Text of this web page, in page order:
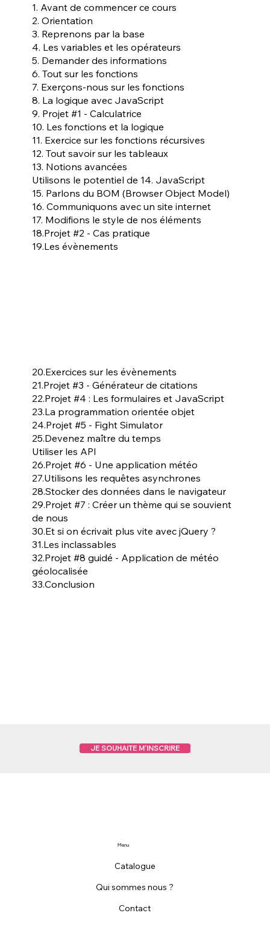
1. Avant de commencer ce cours
2. Orientation
3. Reprenons par la base
4. Les variables et les opérateurs
5. Demander des informations
6. Tout sur les fonctions
7. Exerçons-nous sur les fonctions
8. La logique avec JavaScript
9. Projet #1 - Calculatrice
10. Les fonctions et la logique
11. Exercice sur les fonctions récursives
12. Tout savoir sur les tableaux
13. Notions avancées
Utilisons le potentiel de 14. JavaScript
15. Parlons du BOM (Browser Object Model)
16. Communiquons avec un site internet
17. Modifions le style de nos éléments
18.Projet #2 - Cas pratique
19.Les évènements
20.Exercices sur les évènements
21.Projet #3 - Générateur de citations
22.Projet #4 : Les formulaires et JavaScript
23.La programmation orientée objet
24.Projet #5 - Fight Simulator
25.Devenez maître du temps
Utiliser les API
26.Projet #6 - Une application météo
27.Utilisons les requêtes asynchrones
28.Stocker des données dans le navigateur
29.Projet #7 : Créer un thème qui se souvient
de nous
30.Et si on écrivait plus vite avec jQuery ?
31.Les inclassables
32.Projet #8 guidé - Application de météo
géolocalisée
33.Conclusion
JE SOUHAITE M'INSCRIRE
Catalogue
Qui sommes nous ?
Contact
Menu